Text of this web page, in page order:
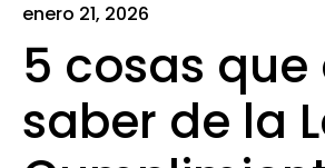
enero 21, 2026
5 cosas que
saber de la